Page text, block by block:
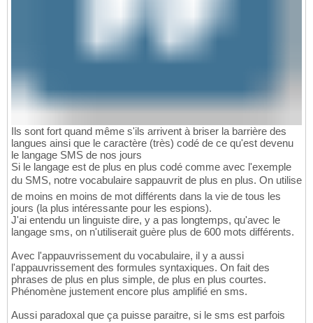
Ils sont fort quand même s'ils arrivent à briser la barrière des
langues ainsi que le caractère (très) codé de ce qu'est devenu
le langage SMS de nos jours
Si le langage est de plus en plus codé comme avec l'exemple
du SMS, notre vocabulaire sappauvrit de plus en plus. On utilise
de moins en moins de mot différents dans la vie de tous les
jours (la plus intéressante pour les espions).
J'ai entendu un linguiste dire, y a pas longtemps, qu'avec le
langage sms, on n'utiliserait guère plus de 600 mots différents.
Avec l'appauvrissement du vocabulaire, il y a aussi
l'appauvrissement des formules syntaxiques. On fait des
phrases de plus en plus simple, de plus en plus courtes.
Phénomène justement encore plus amplifié en sms.
Aussi paradoxal que ça puisse paraitre, si le sms est parfois